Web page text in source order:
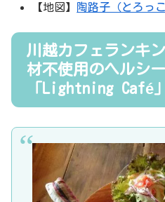
【地図】 陶路子（とろっ
川越カフェランキ
材不使用のヘルシ
「Lightning Café